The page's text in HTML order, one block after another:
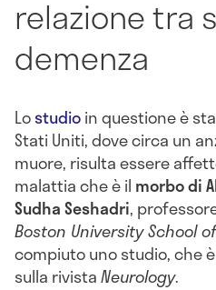
relazione tra
demenza
Lostudioin questione è
Stati Uniti, dove circa un
muore, risulta essere
malattia che è il morbo di
Sudha Seshadri,
Boston University School
compiuto uno studio, che
sulla rivistaNeurology.